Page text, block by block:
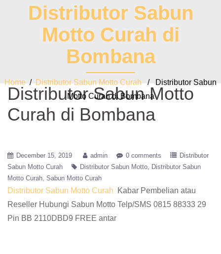
Distributor Sabun
Motto Curah di
Bombana
Home / Distributor Sabun Motto Curah / Distributor Sabun
Motto Curah di Bombana
Distributor Sabun Motto
Curah di Bombana
December 15, 2019 admin 0 comments
Distributor
Sabun Motto Curah
Distributor Sabun Motto
Distributor Sabun
Motto Curah Sabun Motto Curah
Distributor Sabun Motto Curah
Kabar Pembelian atau
Reseller Hubungi Sabun Motto Telp/SMS 0815 88333 29
Pin BB 2110DBD9 FREE antar